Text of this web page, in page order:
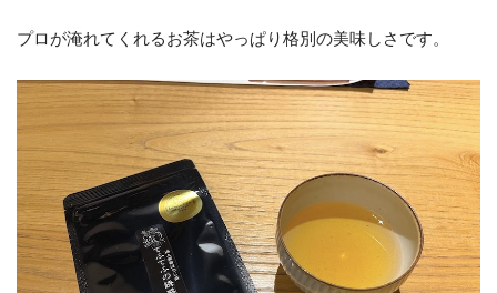
プロが淹れてくれるお茶はやっぱり格別の美味しさです。